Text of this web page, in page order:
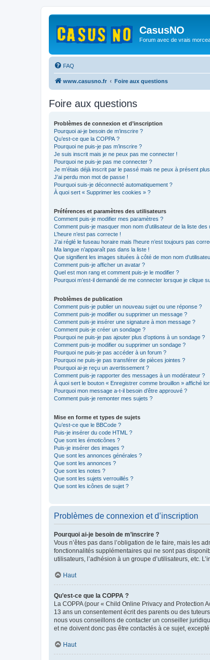
CasusNO
Forum avec de vrais
FAQ
www.casusno.fr Foire aux questions
Foire aux questions
Problèmes de connexion et d’inscription
Pourquoi ai-je besoin de m’inscrire ?
Qu’est-ce que la COPPA ?
Pourquoi ne puis-je pas m’inscrire ?
Je suis inscrit mais je ne peux pas me connecter !
Pourquoi ne puis-je pas me connecter ?
Je m’étais déjà inscrit par le passé mais ne peux à présent
J’ai perdu mon mot de passe !
Pourquoi suis-je déconnecté automatiquement ?
À quoi sert « Supprimer les cookies » ?
Préférences et paramètres des utilisateurs
Comment puis-je modifier mes paramètres ?
Comment puis-je masquer mon nom d’utilisateur de la liste des
L’heure n’est pas correcte !
J’ai réglé le fuseau horaire mais l’heure n’est toujours pas
Ma langue n’apparaît pas dans la liste !
Que signifient les images situées à côté de mon nom
Comment puis-je afficher un avatar ?
Quel est mon rang et comment puis-je le modifier ?
Pourquoi m’est-il demandé de me connecter lorsque je clique
Problèmes de publication
Comment puis-je publier un nouveau sujet ou une réponse ?
Comment puis-je modifier ou supprimer un message ?
Comment puis-je insérer une signature à mon message ?
Comment puis-je créer un sondage ?
Pourquoi ne puis-je pas ajouter plus d’options à un sondage ?
Comment puis-je modifier ou supprimer un sondage ?
Pourquoi ne puis-je pas accéder à un forum ?
Pourquoi ne puis-je pas transférer de pièces jointes ?
Pourquoi ai-je reçu un avertissement ?
Comment puis-je rapporter des messages à un modérateur ?
À quoi sert le bouton « Enregistrer comme brouillon » affiché
Pourquoi mon message a-t-il besoin d’être approuvé ?
Comment puis-je remonter mes sujets ?
Mise en forme et types de sujets
Qu’est-ce que le BBCode ?
Puis-je insérer du code HTML ?
Que sont les émoticônes ?
Puis-je insérer des images ?
Que sont les annonces générales ?
Que sont les annonces ?
Que sont les notes ?
Que sont les sujets verrouillés ?
Que sont les icônes de sujet ?
Problèmes de connexion et d’inscription
Pourquoi ai-je besoin de m’inscrire ?
Vous n’êtes pas dans l’obligation de le faire, mais les
fonctionnalités supplémentaires qui ne sont pas
utilisateurs, l’adhésion à un groupe d’utilisateurs, etc.
Haut
Qu’est-ce que la COPPA ?
La COPPA (pour « Child Online Privacy and Protection
13 ans un consentement écrit des parents ou des
nous vous conseillons de contacter un conseiller
et ne doivent donc pas être contactés à ce sujet,
Haut